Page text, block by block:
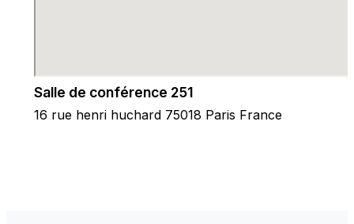
Salle de conférence 251
16 rue henri huchard 75018 Paris France